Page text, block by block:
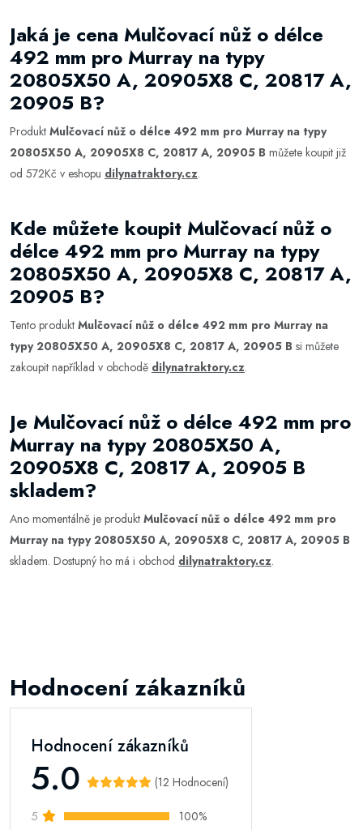
Jaká je cena Mulčovací nůž o délce
492 mm pro Murray na typy
20805X50 A, 20905X8 C, 20817 A,
20905 B?
Produkt Mulčovací nůž o délce 492 mm pro Murray na typy
20805X50 A, 20905X8 C, 20817 A, 20905 B můžete koupit již
od 572Kč v eshopu dilynatraktory.cz.
Kde můžete koupit Mulčovací nůž o
délce 492 mm pro Murray na typy
20805X50 A, 20905X8 C, 20817 A,
20905 B?
Tento produkt Mulčovací nůž o délce 492 mm pro Murray na
typy 20805X50 A, 20905X8 C, 20817 A, 20905 B si můžete
zakoupit například v obchodě dilynatraktory.cz.
Je Mulčovací nůž o délce 492 mm pro
Murray na typy 20805X50 A,
20905X8 C, 20817 A, 20905 B
skladem?
Ano momentálně je produkt Mulčovací nůž o délce 492 mm pro
Murray na typy 20805X50 A, 20905X8 C, 20817 A, 20905 B
skladem. Dostupný ho má i obchod dilynatraktory.cz.
Hodnocení zákazníků
Hodnocení zákazníků
5.0 (12 Hodnocení)
5 100%